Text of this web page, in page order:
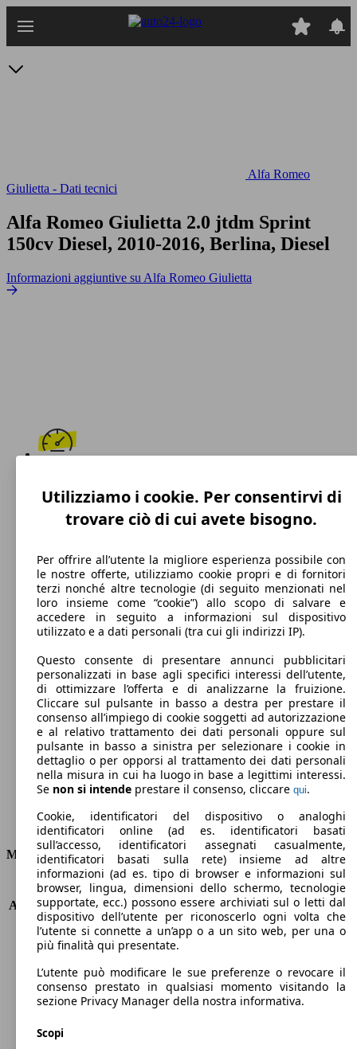
Alfa Romeo
Giulietta - Dati tecnici
Alfa Romeo Giulietta 2.0 jtdm Sprint
150cv Diesel, 2010-2016, Berlina, Diesel
Informazioni aggiuntive su Alfa Romeo Giulietta
Diesel
Carburante
110 g/km
Emissioni di CO2 (combinato)*
Ø 4.2 l/100km
Consumi
Motore e Prestazioni
KW (PS)
110 kW (150 PS)
Accelerazione (0-100 km/h) 8.8s
Velocità massima (km/h)
205 km/h
Numero di marce
6
Cilindrata
1956 ccm
Carburante
Diesel
Trasmissione
Utilizziamo i cookie. Per consentirvi di
trovare ciò di cui avete bisogno.
Per offrire all’utente la migliore esperienza possibile con
le nostre offerte, utilizziamo cookie propri e di fornitori
terzi nonché altre tecnologie (di seguito menzionati nel
loro insieme come “cookie”) allo scopo di salvare e
accedere in seguito a informazioni sul dispositivo
utilizzato e a dati personali (tra cui gli indirizzi IP).
Questo consente di presentare annunci pubblicitari
personalizzati in base agli specifici interessi dell’utente,
di ottimizzare l’offerta e di analizzarne la fruizione.
Cliccare sul pulsante in basso a destra per prestare il
consenso all’impiego di cookie soggetti ad autorizzazione
e al relativo trattamento dei dati personali oppure sul
pulsante in basso a sinistra per selezionare i cookie in
dettaglio o per opporsi al trattamento dei dati personali
nella misura in cui ha luogo in base a legittimi interessi.
Se non si intende prestare il consenso, cliccare qui.
Cookie, identificatori del dispositivo o analoghi
identificatori online (ad es. identificatori basati
sull’accesso, identificatori assegnati casualmente,
identificatori basati sulla rete) insieme ad altre
informazioni (ad es. tipo di browser e informazioni sul
browser, lingua, dimensioni dello schermo, tecnologie
supportate, ecc.) possono essere archiviati sul o letti dal
dispositivo dell’utente per riconoscerlo ogni volta che
l’utente si connette a un’app o a un sito web, per una o
più finalità qui presentate.
L’utente può modificare le sue preferenze o revocare il
consenso prestato in qualsiasi momento visitando la
sezione Privacy Manager della nostra informativa.
Scopi